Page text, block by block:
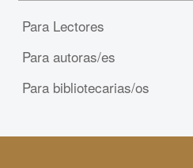
Para Lectores
Para autoras/es
Para bibliotecarias/os